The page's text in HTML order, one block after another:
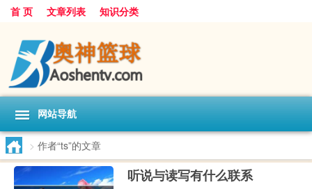
首 页 文章列表 知识分类
网站导航
> 作者“ts”的文章
听说与读写有什么联系